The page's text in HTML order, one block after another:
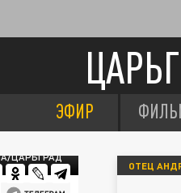
ЭФИР
ЦАРЬГРАД
ОТЕЦ